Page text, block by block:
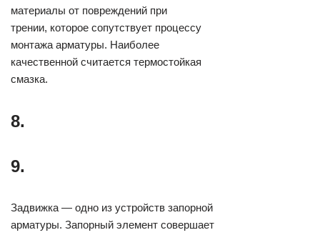
материалы от повреждений при
трении, которое сопутствует процессу
монтажа арматуры. Наиболее
качественной считается термостойкая
смазка.
8.
9.
Задвижка — одно из устройств запорной
арматуры. Запорный элемент совершает